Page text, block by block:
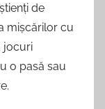
de
mișcărilor cu
jocuri
o pasă sau